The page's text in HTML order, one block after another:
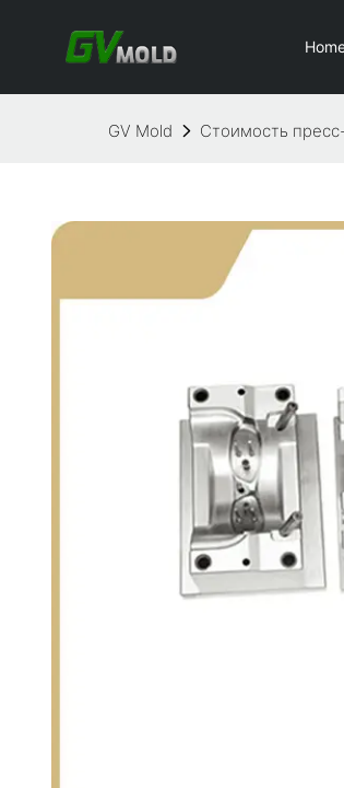
GV Mold Стоимость